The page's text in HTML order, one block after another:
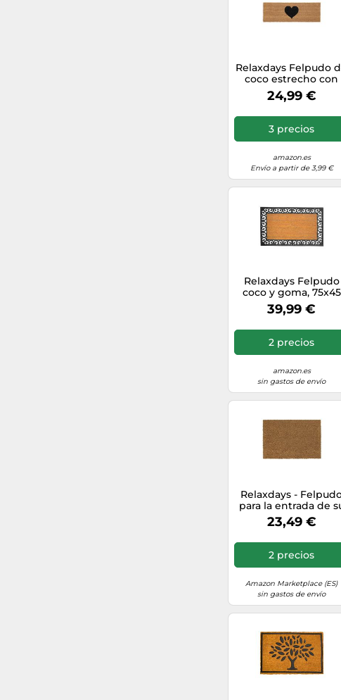
Relaxdays Felpudo
coco estrecho con
corazón marrón
claro,negro
24,99 €
3 precios
amazon.es
Envío a partir de 3,99 €
Relaxdays Felpudo
coco y goma, 75x45
cm marrón
claro,negro
39,99 €
2 precios
amazon.es
sin gastos de envío
Relaxdays -
para la entrada de
hogar hecho de fibras
de coco y PVC con
antideslizante
elemento decorativo,
23,49 €
2 precios
Amazon Marketplace (ES)
sin gastos de envío